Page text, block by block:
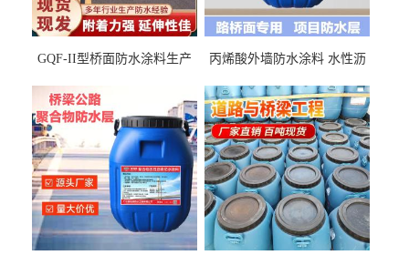
GQF-II型桥面防水涂料生产
丙烯酸外墙防水涂料 水性沥
厂家